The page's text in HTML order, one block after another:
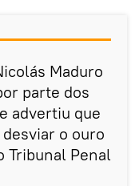
Maduro
parte dos
advertiu que
o ouro
Tribunal Penal